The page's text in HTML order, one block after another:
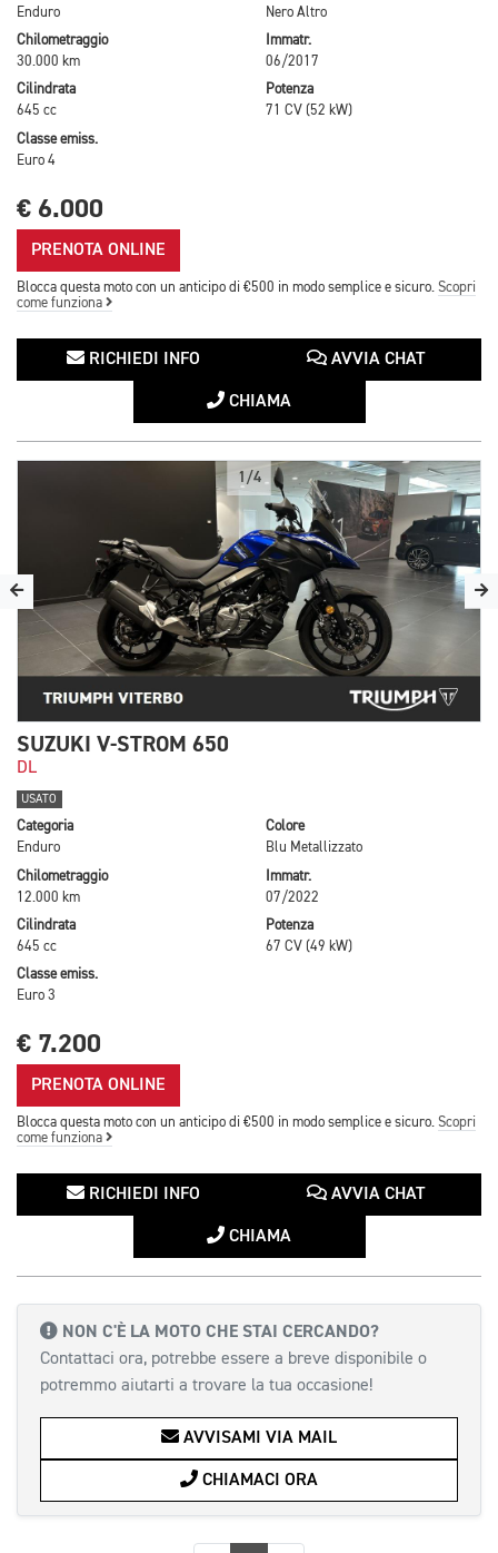
Enduro
Nero Altro
Chilometraggio
30.000 km
Immatr.
06/2017
Cilindrata
645 cc
Potenza
71 CV (52 kW)
Classe emiss.
Euro 4
€ 6.000
PRENOTA ONLINE
Blocca questa moto con un anticipo di €500 in modo semplice e sicuro. Scopri
come funziona
RICHIEDI INFO AVVIA CHAT
CHIAMA
1/4
SUZUKI V-STROM 650
DL
USATO
Categoria
Enduro
Colore
Blu Metallizzato
Chilometraggio
12.000 km
Immatr.
07/2022
Cilindrata
645 cc
Potenza
67 CV (49 kW)
Classe emiss.
Euro 3
€ 7.200
PRENOTA ONLINE
Blocca questa moto con un anticipo di €500 in modo semplice e sicuro. Scopri
come funziona
RICHIEDI INFO AVVIA CHAT
CHIAMA
NON C'È LA MOTO CHE STAI CERCANDO?
Contattaci ora, potrebbe essere a breve disponibile o
potremmo aiutarti a trovare la tua occasione!
AVVISAMI VIA MAIL
CHIAMACI ORA